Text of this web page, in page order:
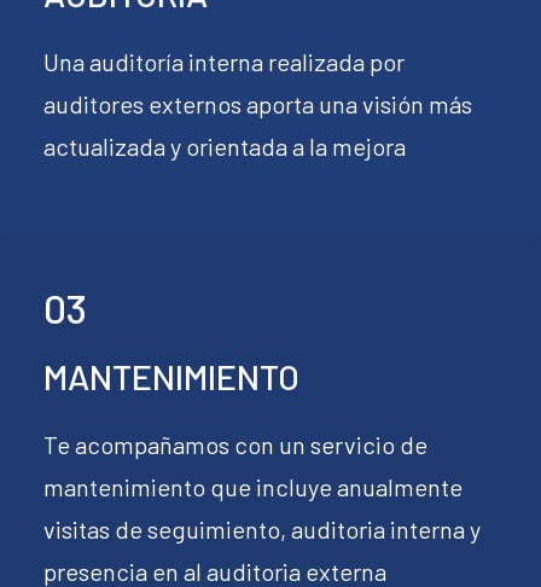
Una auditoría interna realizada por
auditores externos aporta una visión más
actualizada y orientada a la mejora
03
MANTENIMIENTO
Te acompañamos con un servicio de
mantenimiento que incluye anualmente
visitas de seguimiento, auditoria interna y
presencia en al auditoria externa